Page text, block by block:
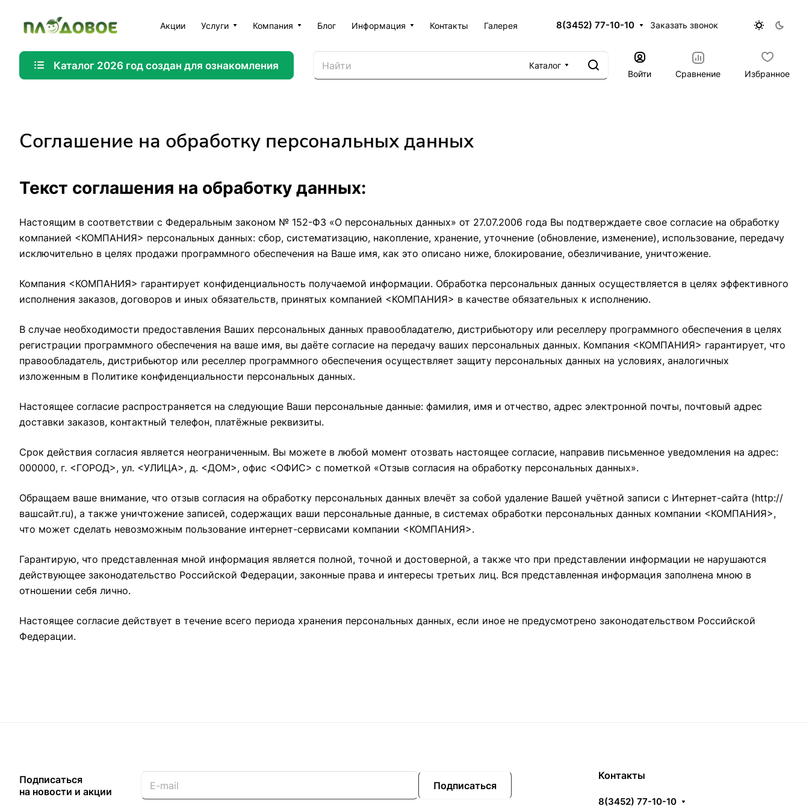
Акции Услуги Компания Блог Информация Контакты Галерея 8(3452) 77-10-10 Заказать звонок
Каталог 2026 год создан для ознакомления
Каталог
Войти
Сравнение Избранное
Соглашение на обработку персональных данных
Текст соглашения на обработку данных:
Настоящим в соответствии с Федеральным законом № 152-ФЗ «О персональных данных» от 27.07.2006 года Вы подтверждаете свое согласие на обработку
компанией <КОМПАНИЯ> персональных данных: сбор, систематизацию, накопление, хранение, уточнение (обновление, изменение), использование, передачу
исключительно в целях продажи программного обеспечения на Ваше имя, как это описано ниже, блокирование, обезличивание, уничтожение.
Компания <КОМПАНИЯ> гарантирует конфиденциальность получаемой информации. Обработка персональных данных осуществляется в целях эффективного
исполнения заказов, договоров и иных обязательств, принятых компанией <КОМПАНИЯ> в качестве обязательных к исполнению.
В случае необходимости предоставления Ваших персональных данных правообладателю, дистрибьютору или реселлеру программного обеспечения в целях
регистрации программного обеспечения на ваше имя, вы даёте согласие на передачу ваших персональных данных. Компания <КОМПАНИЯ> гарантирует, что
правообладатель, дистрибьютор или реселлер программного обеспечения осуществляет защиту персональных данных на условиях, аналогичных
изложенным в Политике конфиденциальности персональных данных.
Настоящее согласие распространяется на следующие Ваши персональные данные: фамилия, имя и отчество, адрес электронной почты, почтовый адрес
доставки заказов, контактный телефон, платёжные реквизиты.
Срок действия согласия является неограниченным. Вы можете в любой момент отозвать настоящее согласие, направив письменное уведомления на адрес:
000000, г. <ГОРОД>, ул. <УЛИЦА>, д. <ДОМ>, офис <ОФИС> с пометкой «Отзыв согласия на обработку персональных данных».
Обращаем ваше внимание, что отзыв согласия на обработку персональных данных влечёт за собой удаление Вашей учётной записи с Интернет-сайта (http://
вашсайт.ru), а также уничтожение записей, содержащих ваши персональные данные, в системах обработки персональных данных компании <КОМПАНИЯ>,
что может сделать невозможным пользование интернет-сервисами компании <КОМПАНИЯ>.
Гарантирую, что представленная мной информация является полной, точной и достоверной, а также что при представлении информации не нарушаются
действующее законодательство Российской Федерации, законные права и интересы третьих лиц. Вся представленная информация заполнена мною в
отношении себя лично.
Настоящее согласие действует в течение всего периода хранения персональных данных, если иное не предусмотрено законодательством Российской
Федерации.
Подписаться
на новости и акции
Подписаться
Контакты
8(3452) 77-10-10